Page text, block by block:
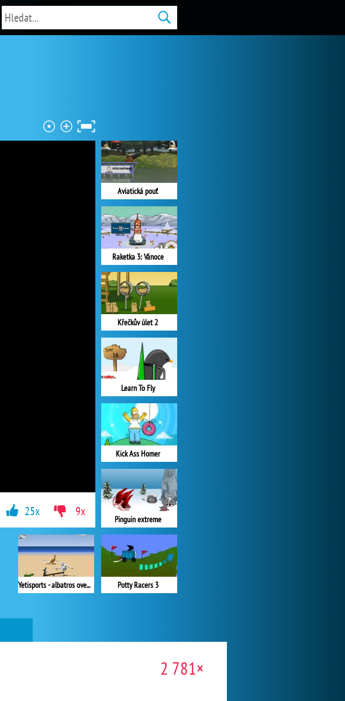
Aviatická pouť
Raketka 3: Vánoce
Křečkův úlet 2
Learn To Fly
Kick Ass Homer
Pinguin extreme
Potty Racers 3
Yetisports - albatros overload
25x 9x
2 781×